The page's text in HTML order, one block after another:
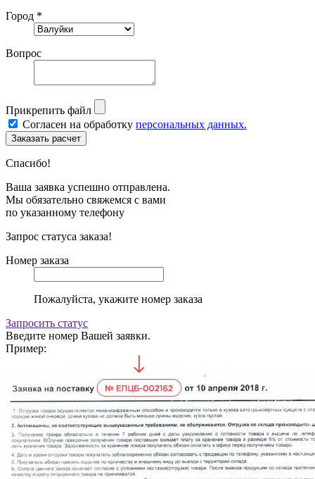
Город *
Вопрос
Прикрепить файл
Согласен на обработку персональных данных.
Спасибо!
Ваша заявка успешно отправлена.
Мы обязательно свяжемся с вами
по указанному телефону
Запрос статуса заказа!
Номер заказа
Пожалуйста, укажите номер заказа
Запросить статус
Введите номер Вашей заявки.
Пример: